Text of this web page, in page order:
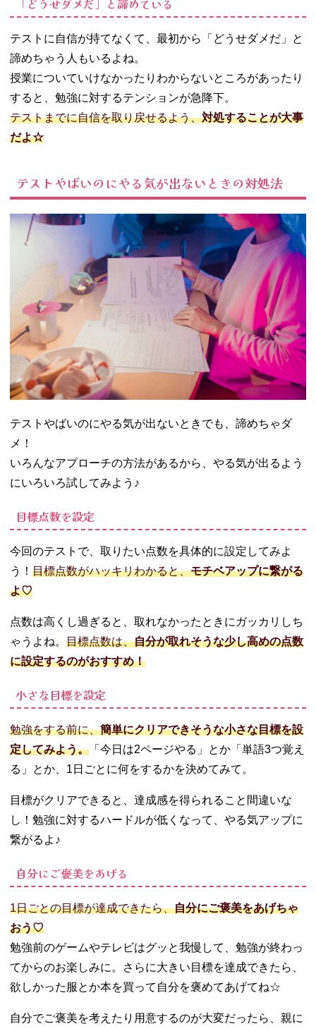
テストに自信が持てなくて、最初から「どうせダメだ」と
諦めちゃう人もいるよね。
授業についていけなかったりわからないところがあったり
すると、勉強に対するテンションが急降下。
テストまでに自信を取り戻せるよう、対処することが大事
だよ☆
テストやばいのにやる気が出ないときの対処法
テストやばいのにやる気が出ないときでも、諦めちゃダ
メ！
いろんなアプローチの方法があるから、やる気が出るよう
にいろいろ試してみよう♪
目標点数を設定
今回のテストで、取りたい点数を具体的に設定してみよ
う！ 目標点数がハッキリわかると、モチベアップに繋がる
よ♡
点数は高くし過ぎると、取れなかったときにガッカリしち
ゃうよね。 目標点数は、自分が取れそうな少し高めの点数
に設定するのがおすすめ！
小さな目標を設定
勉強をする前に、簡単にクリアできそうな小さな目標を設
定してみよう。 「今日は2ページやる」とか「単語3つ覚え
る」とか、1日ごとに何をするかを決めてみて。
目標がクリアできると、達成感を得られること間違いな
し！勉強に対するハードルが低くなって、やる気アップに
繋がるよ♪
自分にご褒美をあげる
1日ごとの目標が達成できたら、自分にご褒美をあげちゃ
おう♡
勉強前のゲームやテレビはグッと我慢して、勉強が終わっ
てからのお楽しみに。さらに大きい目標を達成できたら、
欲しかった服とか本を買って自分を褒めてあげてね☆
自分でご褒美を考えたり用意するのが大変だったら、親に